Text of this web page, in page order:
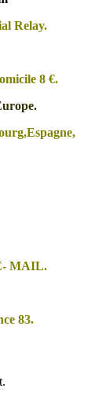
Relay.
8 €.
MAIL.
83.